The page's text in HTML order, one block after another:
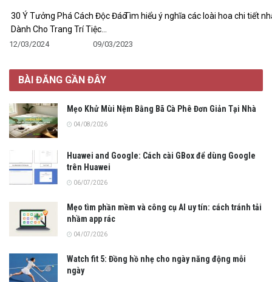
30 Ý Tưởng Phá Cách Độc Đáo
Dành Cho Trang Trí Tiệc…
12/03/2024
Tìm hiểu ý nghĩa các loài hoa chi tiết
09/03/2023
BÀI ĐĂNG GẦN ĐÂY
Mẹo Khử Mùi Nệm Bằng Bã Cà Phê Đơn Giản Tại Nhà
04/08/2026
Huawei and Google: Cách cài GBox để dùng Google
trên Huawei
06/07/2026
Mẹo tìm phần mềm và công cụ AI uy tín: cách tránh tải
nhầm app rác
04/07/2026
Watch fit 5: Đồng hồ nhẹ cho ngày năng động mỗi
ngày